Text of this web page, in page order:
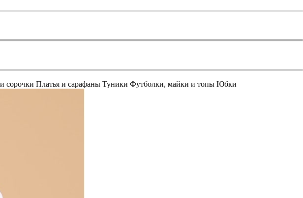
сорочки Платья и сарафаны Туники Футболки, майки и топы Юбки